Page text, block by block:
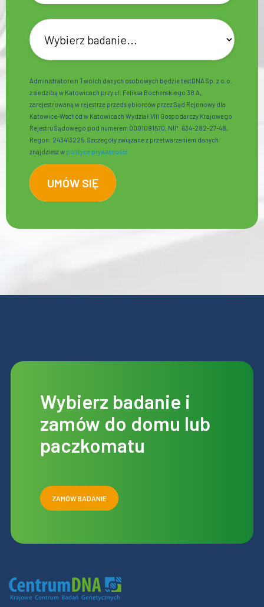
Administratorem Twoich danych osobowych będzie testDNA Sp. z o.o.
z siedzibą w Katowicach przy ul. Feliksa Bocheńskiego 38 A,
zarejestrowaną w rejestrze przedsiębiorców przez Sąd Rejonowy dla
Katowice-Wschód w Katowicach Wydział VIII Gospodarczy Krajowego
Rejestru Sądowego pod numerem 0001091570, NIP: 634-282-27-48,
Regon: 243413225. Szczegóły związane z przetwarzaniem danych
znajdziesz w polityce prywatności
Wybierz badanie i
zamów do domu lub
paczkomatu
ZAMÓW BADANIE